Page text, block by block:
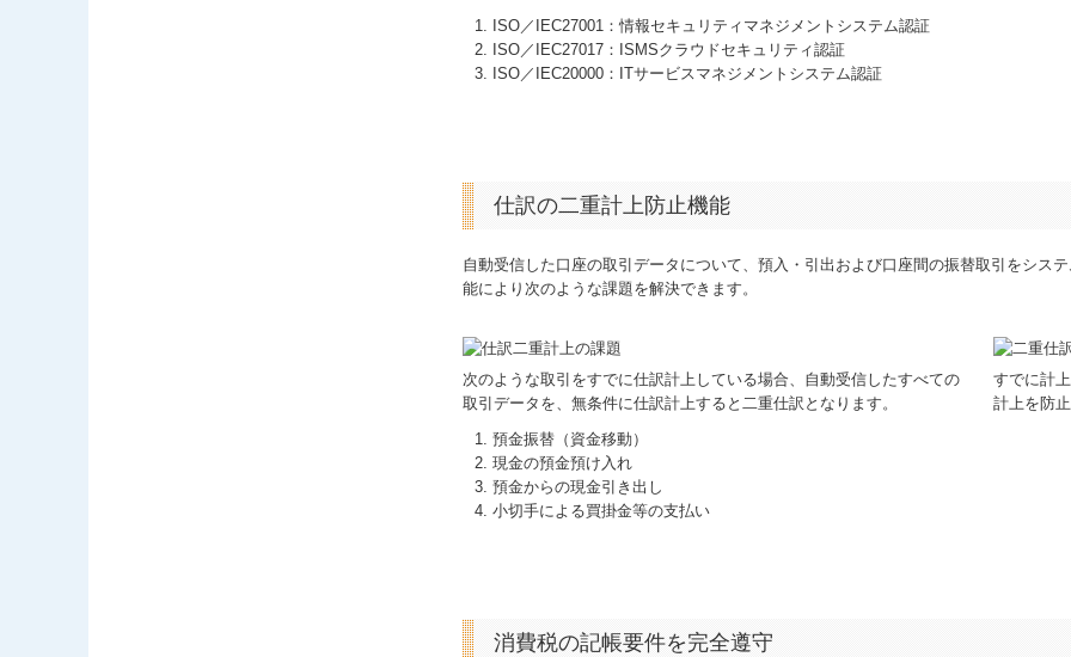
ISO／IEC27001：情報セキュリティマネジメントシステム認証
ISO／IEC27017：ISMSクラウドセキュリティ認証
ISO／IEC20000：ITサービスマネジメントシステム認証
仕訳の二重計上防止機能
自動受信した口座の取引データについて、預入・引出および口座間の振替取引をシス
能により次のような課題を解決できます。
次のような取引をすでに仕訳計上している場合、自動受信したすべての
取引データを、無条件に仕訳計上すると二重仕訳となります。
預金振替（資金移動）
現金の預金預け入れ
預金からの現金引き出し
小切手による買掛金等の支払い
すでに計
計上を防
消費税の記帳要件を完全遵守